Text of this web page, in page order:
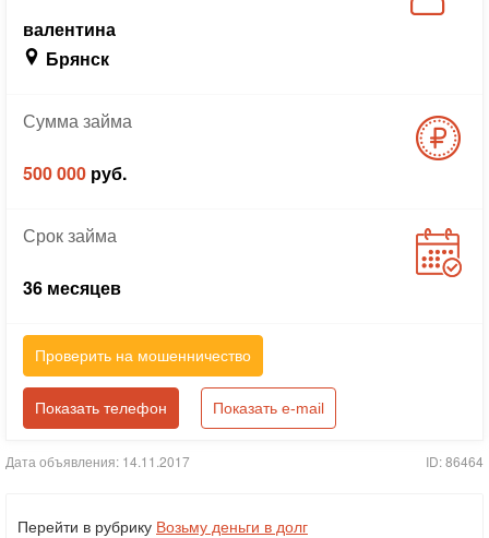
валентина
Брянск
Суммазайма
500 000 руб.
Срокзайма
36 месяцев
Проверить на мошенничество
Показать телефон Показать e-mail
Дата объявления: 14.11.2017 ID: 86464
Перейти в рубрику Возьму деньги в долг